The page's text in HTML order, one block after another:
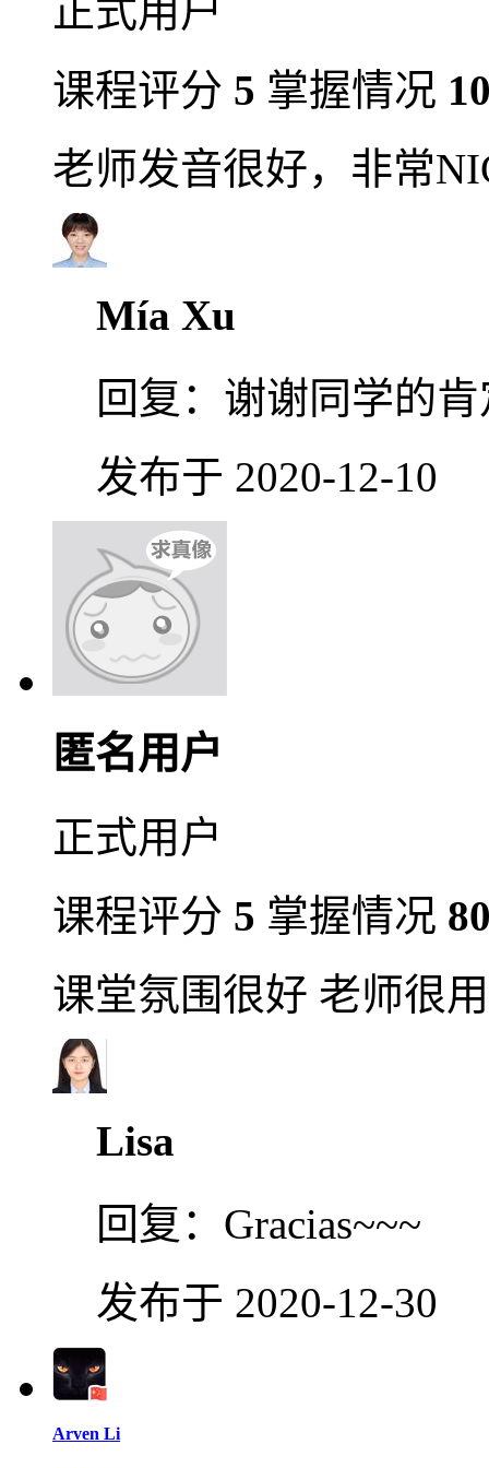
正式用户
课程评分 5 掌握情况
老师发音很好，非常
Mía Xu
回复： 谢谢同学的
发布于 2020-12-10
匿名用户
正式用户
课程评分 5 掌握情况
课堂氛围很好 老师很
Lisa
回复： Gracias~~~
发布于 2020-12-30
Arven Li